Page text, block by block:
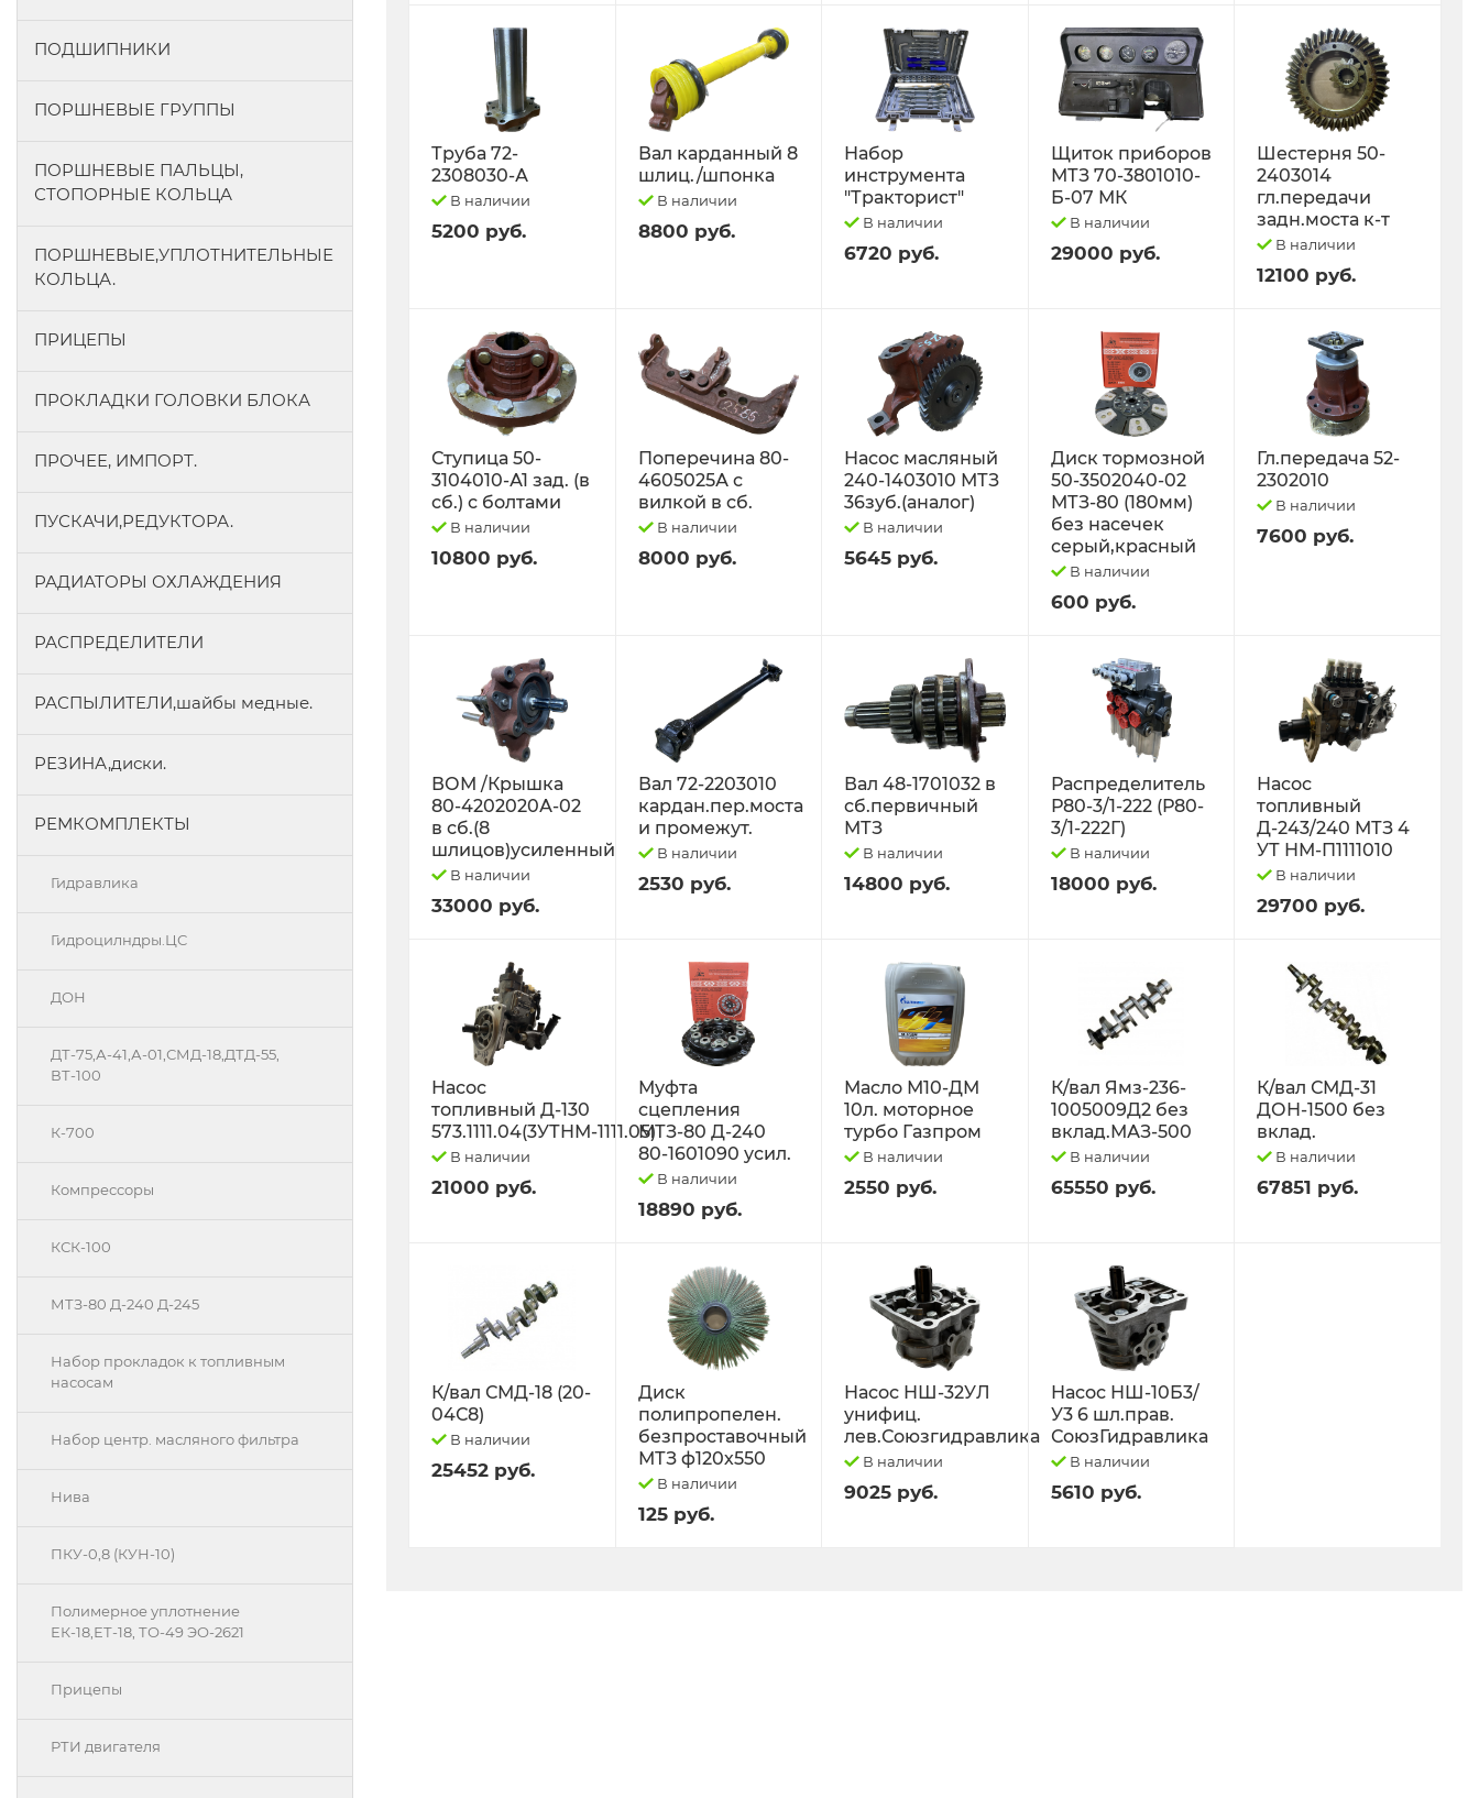
ПОДШИПНИКИ
ПОРШНЕВЫЕ ГРУППЫ
ПОРШНЕВЫЕ ПАЛЬЦЫ,
СТОПОРНЫЕ КОЛЬЦА
ПОРШНЕВЫЕ,УПЛОТНИТЕЛЬНЫЕ
КОЛЬЦА.
ПРИЦЕПЫ
ПРОКЛАДКИ ГОЛОВКИ БЛОКА
ПРОЧЕЕ, ИМПОРТ.
ПУСКАЧИ,РЕДУКТОРА.
РАДИАТОРЫ ОХЛАЖДЕНИЯ
РАСПРЕДЕЛИТЕЛИ
РАСПЫЛИТЕЛИ,шайбы медные.
РЕЗИНА,диски.
РЕМКОМПЛЕКТЫ
Гидравлика
Гидроцилндры.ЦС
ДОН
ДТ-75,А-41,А-01,СМД-18,ДТД-55,
ВТ-100
К-700
Компрессоры
КСК-100
МТЗ-80 Д-240 Д-245
Набор прокладок к топливным
насосам
Набор центр. масляного фильтра
Нива
ПКУ-0,8 (КУН-10)
Полимерное уплотнение
ЕК-18,ЕТ-18, ТО-49 ЭО-2621
Прицепы
РТИ двигателя
Труба 72-
2308030-А
В наличии
5200 руб.
Вал карданный 8
шлиц./шпонка
В наличии
8800 руб.
Набор
инструмента
"Тракторист"
В наличии
6720 руб.
Щиток приборов
МТЗ 70-3801010-
Б-07 МК
В наличии
29000 руб.
Шестерня 50-
2403014
гл.передачи
задн.моста к-т
В наличии
12100 руб.
Ступица 50-
3104010-А1 зад. (в
сб.) с болтами
В наличии
10800 руб.
Поперечина 80-
4605025А с
вилкой в сб.
В наличии
8000 руб.
Насос масляный
240-1403010 МТЗ
36зуб.(аналог)
В наличии
5645 руб.
Диск тормозной
50-3502040-02
МТЗ-80 (180мм)
без насечек
серый,красный
В наличии
600 руб.
Гл.передача 52-
2302010
В наличии
7600 руб.
ВОМ /Крышка
80-4202020А-02
в сб.(8
шлицов)усиленный
В наличии
33000 руб.
Вал 72-2203010
кардан.пер.моста
и промежут.
В наличии
2530 руб.
Вал 48-1701032 в
сб.первичный
МТЗ
В наличии
14800 руб.
Распределитель
Р80-3/1-222 (Р80-
3/1-222Г)
В наличии
18000 руб.
Насос
топливный
Д-243/240 МТЗ 4
УТ НМ-П1111010
В наличии
29700 руб.
Насос
топливный Д-130
573.1111.04(3УТНМ-1111.05)
В наличии
21000 руб.
Муфта
сцепления
МТЗ-80 Д-240
80-1601090 усил.
В наличии
18890 руб.
Масло М10-ДМ
10л. моторное
турбо Газпром
В наличии
2550 руб.
К/вал Ямз-236-
1005009Д2 без
вклад.МАЗ-500
В наличии
65550 руб.
К/вал СМД-31
ДОН-1500 без
вклад.
В наличии
67851 руб.
К/вал СМД-18 (20-
04С8)
В наличии
25452 руб.
Диск
полипропелен.
безпроставочный
МТЗ ф120х550
В наличии
125 руб.
Насос НШ-32УЛ
унифиц.
лев.Союзгидравлика
В наличии
9025 руб.
Насос НШ-10Б3/
У3 6 шл.прав.
СоюзГидравлика
В наличии
5610 руб.